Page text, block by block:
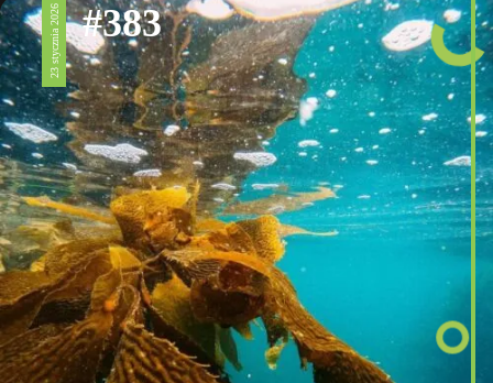
23 stycznia 2026 #383